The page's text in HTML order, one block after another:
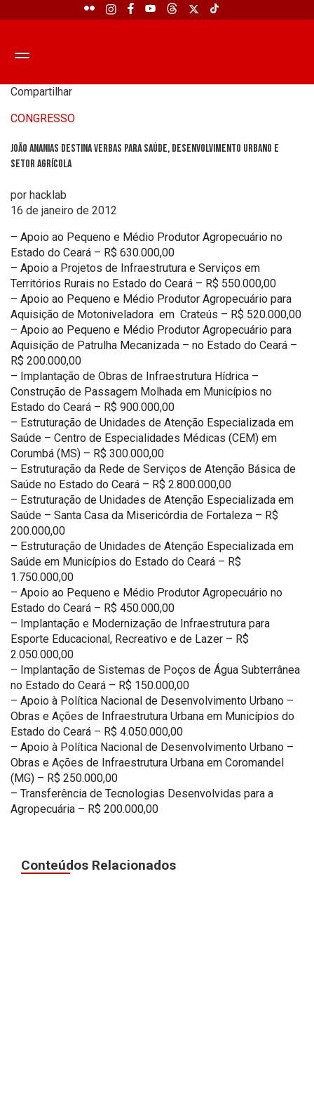
Compartilhar
CONGRESSO
João Ananias destina verbas para saúde, desenvolvimento urbano e
setor agrícola
por hacklab
16 de janeiro de 2012
– Apoio ao Pequeno e Médio Produtor Agropecuário no
Estado do Ceará – R$ 630.000,00
– Apoio a Projetos de Infraestrutura e Serviços em
Territórios Rurais no Estado do Ceará – R$ 550.000,00
– Apoio ao Pequeno e Médio Produtor Agropecuário para
Aquisição de Motoniveladora em Crateús – R$ 520.000,00
– Apoio ao Pequeno e Médio Produtor Agropecuário para
Aquisição de Patrulha Mecanizada – no Estado do Ceará –
R$ 200.000,00
– Implantação de Obras de Infraestrutura Hídrica –
Construção de Passagem Molhada em Municípios no
Estado do Ceará – R$ 900.000,00
– Estruturação de Unidades de Atenção Especializada em
Saúde – Centro de Especialidades Médicas (CEM) em
Corumbá (MS) – R$ 300.000,00
– Estruturação da Rede de Serviços de Atenção Básica de
Saúde no Estado do Ceará – R$ 2.800.000,00
– Estruturação de Unidades de Atenção Especializada em
Saúde – Santa Casa da Misericórdia de Fortaleza – R$
200.000,00
– Estruturação de Unidades de Atenção Especializada em
Saúde em Municípios do Estado do Ceará – R$
1.750.000,00
– Apoio ao Pequeno e Médio Produtor Agropecuário no
Estado do Ceará – R$ 450.000,00
– Implantação e Modernização de Infraestrutura para
Esporte Educacional, Recreativo e de Lazer – R$
2.050.000,00
– Implantação de Sistemas de Poços de Água Subterrânea
no Estado do Ceará – R$ 150.000,00
– Apoio à Política Nacional de Desenvolvimento Urbano –
Obras e Ações de Infraestrutura Urbana em Municípios do
Estado do Ceará – R$ 4.050.000,00
– Apoio à Política Nacional de Desenvolvimento Urbano –
Obras e Ações de Infraestrutura Urbana em Coromandel
(MG) – R$ 250.000,00
– Transferência de Tecnologias Desenvolvidas para a
Agropecuária – R$ 200.000,00
Conteúdos Relacionados